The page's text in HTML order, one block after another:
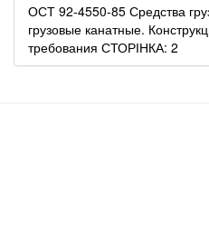
ОСТ 92-4550-85 Средства
грузовые канатные.
требования СТОРІНКА: 2